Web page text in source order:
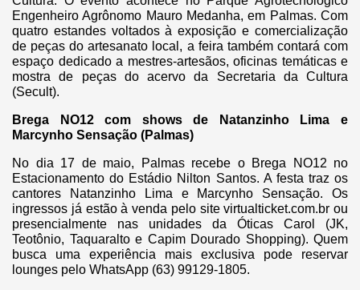
Engenheiro Agrônomo Mauro Medanha, em Palmas. Com
quatro estandes voltados à exposição e comercialização
de peças do artesanato local, a feira também contará com
espaço dedicado a mestres-artesãos, oficinas temáticas e
mostra de peças do acervo da Secretaria da Cultura
(Secult).
Brega NO12 com shows de Natanzinho Lima e
Marcynho Sensação (Palmas)
No dia 17 de maio, Palmas recebe o Brega NO12 no
Estacionamento do Estádio Nilton Santos. A festa traz os
cantores Natanzinho Lima e Marcynho Sensação. Os
ingressos já estão à venda pelo site virtualticket.com.br ou
presencialmente nas unidades da Óticas Carol (JK,
Teotônio, Taquaralto e Capim Dourado Shopping). Quem
busca uma experiência mais exclusiva pode reservar
lounges pelo WhatsApp (63) 99129-1805.